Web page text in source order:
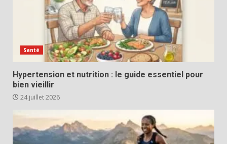
Santé
Hypertension et nutrition : le guide essentiel pour
bien vieillir
24 juillet 2026